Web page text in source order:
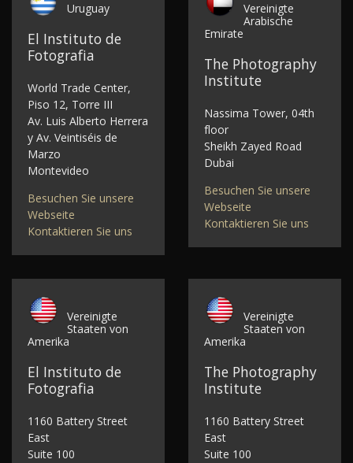
Uruguay
El Instituto de
Fotografia
World Trade Center,
Piso 12, Torre III
Av. Luis Alberto Herrera
y Av. Veintiséis de
Marzo
Montevideo
Besuchen Sie unsere
Webseite
Kontaktieren Sie uns
Vereinigte
Arabische
Emirate
The Photography
Institute
Nassima Tower, 04th
floor
Sheikh Zayed Road
Dubai
Besuchen Sie unsere
Webseite
Kontaktieren Sie uns
Vereinigte
Staaten von
Amerika
El Instituto de
Fotografia
1160 Battery Street
East
Suite 100
Vereinigte
Staaten von
Amerika
The Photography
Institute
1160 Battery Street
East
Suite 100